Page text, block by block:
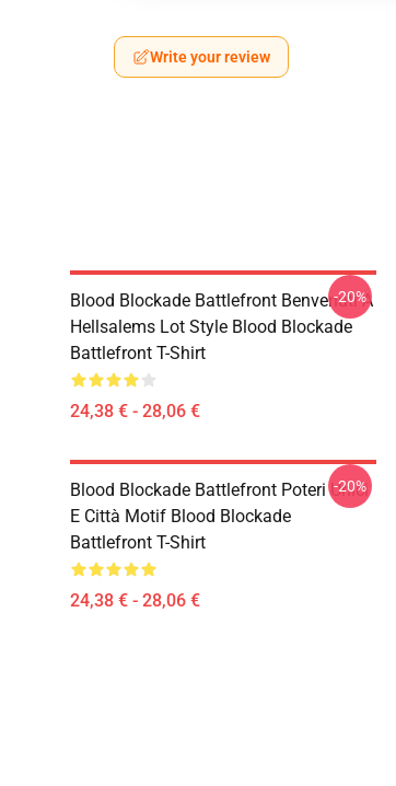
Write your review
Blood Blockade Battlefront Benvenuti A
Hellsalems Lot Style Blood Blockade
Battlefront T-Shirt
24,38 € - 28,06 €
-20%
Blood Blockade Battlefront Poteri Unici
E Città Motif Blood Blockade
Battlefront T-Shirt
24,38 € - 28,06 €
-20%